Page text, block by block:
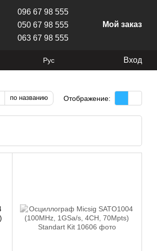
096 67 98 555
050 67 98 555
063 67 98 555
Мой заказ
Рус Вход
по названию Отображение: